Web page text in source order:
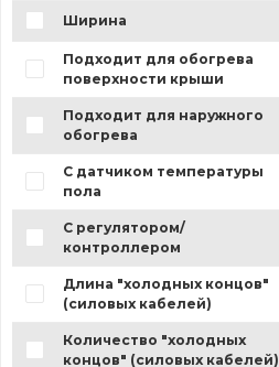
Ширина
Подходит для обогрева
поверхности крыши
Подходит для наружного
обогрева
С датчиком температуры
пола
С регулятором/
контроллером
Длина "холодных концов"
(силовых кабелей)
Количество "холодных
концов" (силовых кабелей)